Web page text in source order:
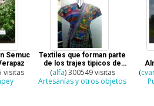
Semuc
visitas
Textiles que forman parte
de los trajes tipicos de
Guatemala
(alfa) 300549 visitas
Artesanías y otros objetos
(